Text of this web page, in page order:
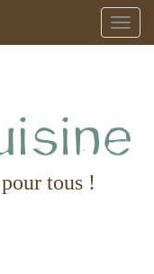
tous !